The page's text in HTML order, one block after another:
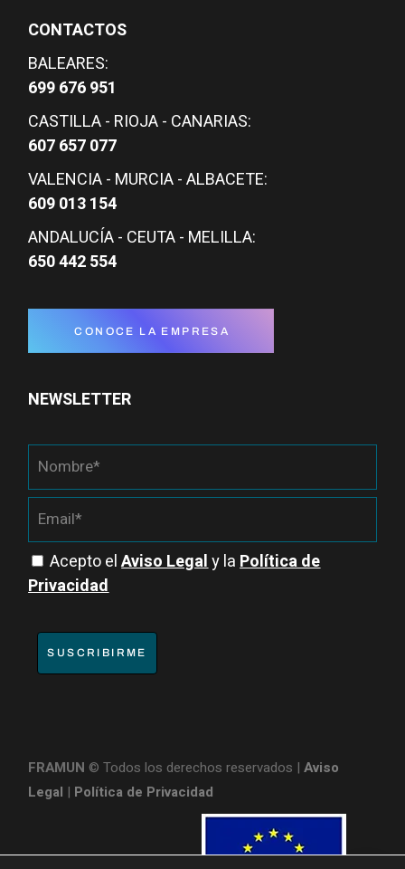
CONTACTOS
BALEARES:
699 676 951
CASTILLA - RIOJA - CANARIAS:
607 657 077
VALENCIA - MURCIA - ALBACETE:
609 013 154
ANDALUCÍA - CEUTA - MELILLA:
650 442 554
CONOCE LA EMPRESA
NEWSLETTER
Acepto elAviso Legaly laPolítica de
Privacidad
SUSCRIBIRME
FRAMUN © Todos los derechos reservados |Aviso
Legal | Política de Privacidad